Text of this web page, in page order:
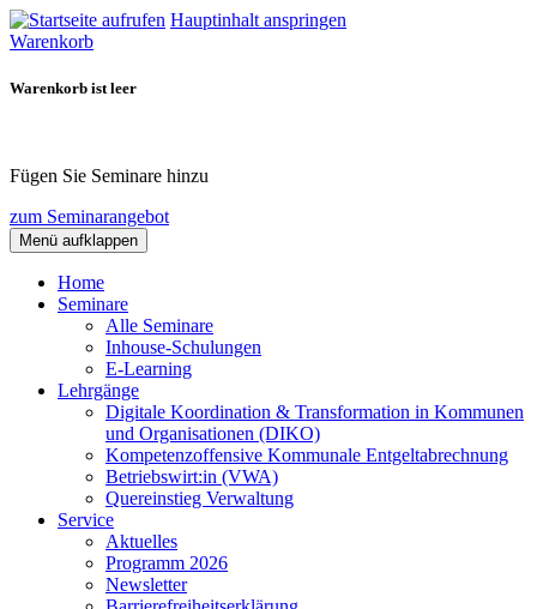
Hauptinhalt anspringen
Warenkorb
Warenkorb ist leer
Fügen Sie Seminare hinzu
zum Seminarangebot
Menü aufklappen
Home
Seminare
Alle Seminare
Inhouse-Schulungen
E-Learning
Lehrgänge
Digitale Koordination & Transformation in Kommunen
und Organisationen (DIKO)
Kompetenzoffensive Kommunale Entgeltabrechnung
Betriebswirt:in (VWA)
Quereinstieg Verwaltung
Service
Aktuelles
Programm 2026
Newsletter